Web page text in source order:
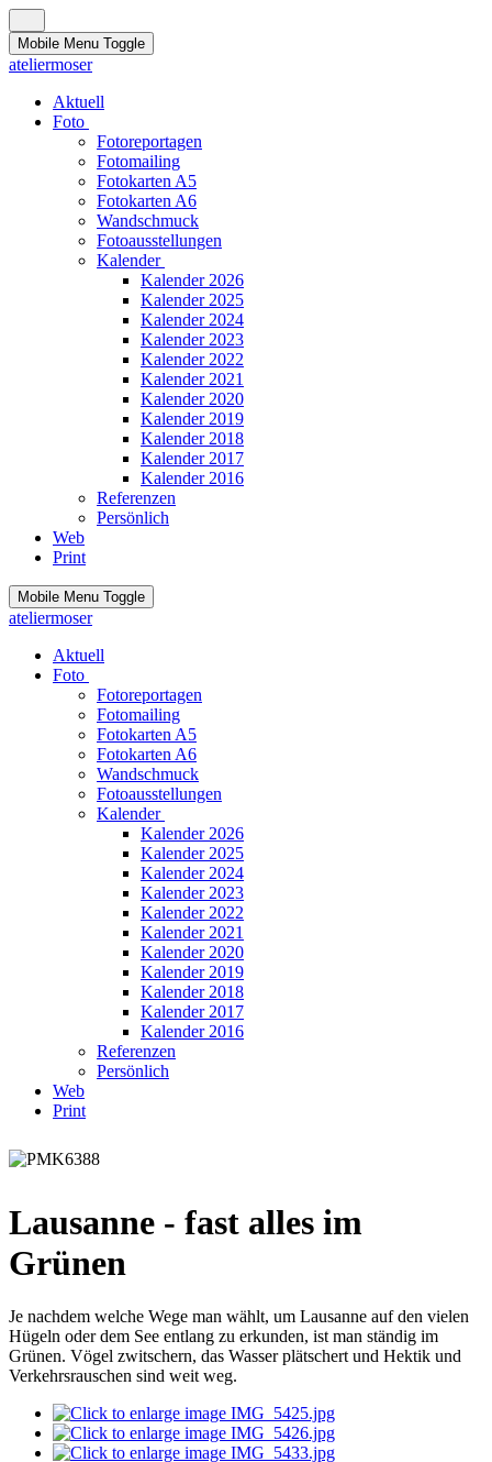
Mobile Menu Toggle
ateliermoser
Aktuell
Foto
Fotoreportagen
Fotomailing
Fotokarten A5
Fotokarten A6
Wandschmuck
Fotoausstellungen
Kalender
Kalender 2026
Kalender 2025
Kalender 2024
Kalender 2023
Kalender 2022
Kalender 2021
Kalender 2020
Kalender 2019
Kalender 2018
Kalender 2017
Kalender 2016
Referenzen
Persönlich
Web
Print
Mobile Menu Toggle
ateliermoser
Aktuell
Foto
Fotoreportagen
Fotomailing
Fotokarten A5
Fotokarten A6
Wandschmuck
Fotoausstellungen
Kalender
Kalender 2026
Kalender 2025
Kalender 2024
Kalender 2023
Kalender 2022
Kalender 2021
Kalender 2020
Kalender 2019
Kalender 2018
Kalender 2017
Kalender 2016
Referenzen
Persönlich
Web
Print
Lausanne - fast alles im
Grünen
Je nachdem welche Wege man wählt, um Lausanne auf den vielen
Hügeln oder dem See entlang zu erkunden, ist man ständig im
Grünen. Vögel zwitschern, das Wasser plätschert und Hektik und
Verkehrsrauschen sind weit weg.